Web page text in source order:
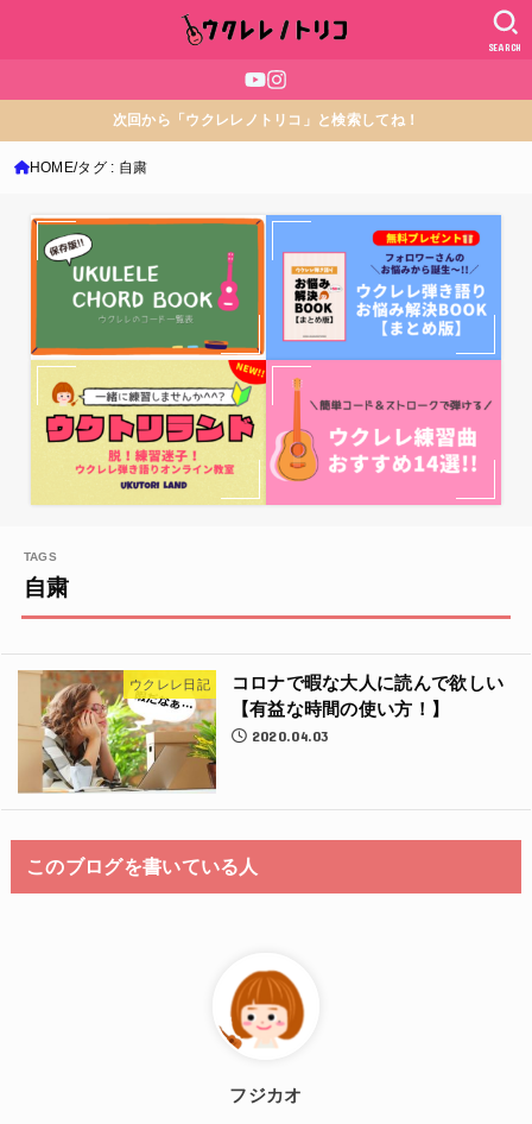
SEARCH
次回から「ウクレレノトリコ」と検索してね！
HOME タグ : 自粛
自粛
ウクレレ日記
コロナで暇な大人に読んで欲しい
【有益な時間の使い方！】
2020.04.03
このブログを書いている人
フジカオ